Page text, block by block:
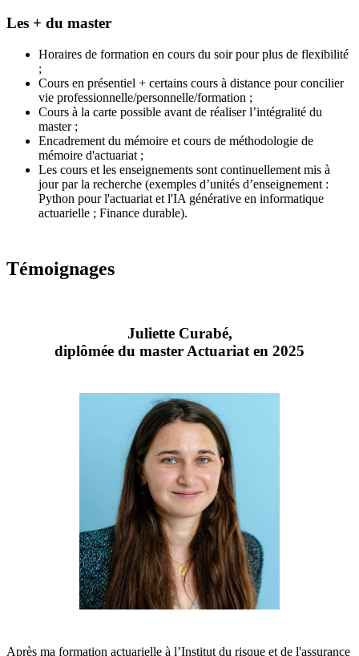
Les + du master
Horaires de formation en cours du soir pour plus de flexibilité
;
Cours en présentiel + certains cours à distance pour concilier
vie professionnelle/personnelle/formation ;
Cours à la carte possible avant de réaliser l’intégralité du
master ;
Encadrement du mémoire et cours de méthodologie de
mémoire d'actuariat ;
Les cours et les enseignements sont continuellement mis à
jour par la recherche (exemples d’unités d’enseignement :
Python pour l'actuariat et l'IA générative en informatique
actuarielle ; Finance durable).
Témoignages
Juliette Curabé,
diplômée du master Actuariat en 2025
Après ma formation actuarielle à l’Institut du risque et de l'assurance